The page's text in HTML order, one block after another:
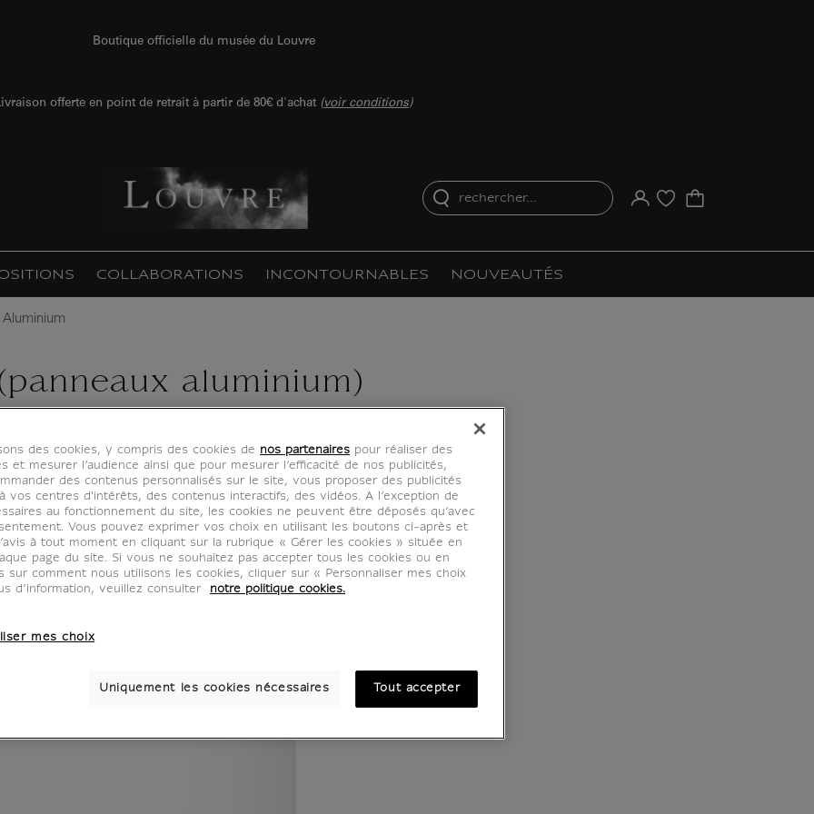
Boutique officielle du musée du Louvre
offerte en point de retrait à partir de 80€ d'achat (voir conditions)
rechercher...
Votre compte
Liste d'achat
COLLABORATIONS INCONTOURNABLES NOUVEAUTÉS
Aluminium
aluminium)
COULEUR
PIÈCE
des cookies, y compris des cookies de nos partenaires pour réaliser des
et mesurer l’audience ainsi que pour mesurer l’efficacité de nos publicités,
des contenus personnalisés sur le site, vous proposer des publicités
vos centres d'intérêts, des contenus interactifs, des vidéos. A l’exception de
au fonctionnement du site, les cookies ne peuvent être déposés qu’avec
Vous pouvez exprimer vos choix en utilisant les boutons ci-après et
à tout moment en cliquant sur la rubrique « Gérer les cookies » située en
page du site. Si vous ne souhaitez pas accepter tous les cookies ou en
sur comment nous utilisons les cookies, cliquer sur « Personnaliser mes choix
d’information, veuillez consulter
notre politique cookies.
mes choix
Uniquement les cookies nécessaires Tout accepter